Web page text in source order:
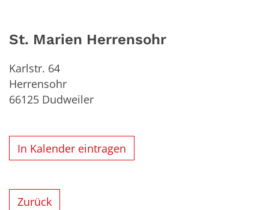
St. Marien Herrensohr
Karlstr. 64
Herrensohr
66125 Dudweiler
In Kalender eintragen
Zurück